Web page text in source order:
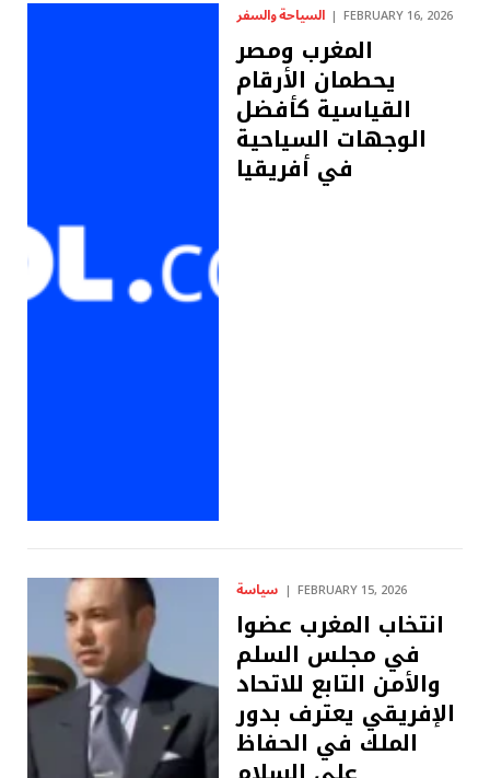
السياحة والسفر FEBRUARY 16, 2026
المغرب ومصر
يحطمان الأرقام
القياسية كأفضل
الوجهات السياحية
في أفريقيا
سياسة FEBRUARY 15, 2026
انتخاب المغرب عضوا
في مجلس السلم
والأمن التابع للاتحاد
الإفريقي يعترف بدور
الملك في الحفاظ